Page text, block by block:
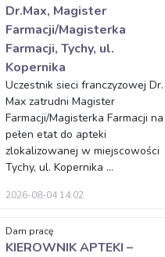
Dr.Max, Magister
Farmacji/Magisterka
Farmacji, Tychy, ul.
Kopernika
Uczestnik sieci franczyzowej Dr.
Max zatrudni Magister
Farmacji/Magisterka Farmacji na
pełen etat do apteki
zlokalizowanej w miejscowości
Tychy, ul. Kopernika ...
2026-08-04 14:02
Dam pracę
KIEROWNIK APTEKI –